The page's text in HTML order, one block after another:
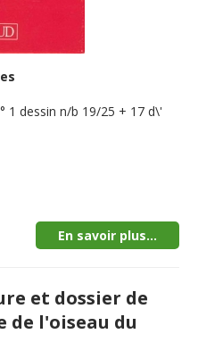
1 dessin n/b 19/25 + 17 d\'
En savoir plus...
et dossier de
de l'oiseau du